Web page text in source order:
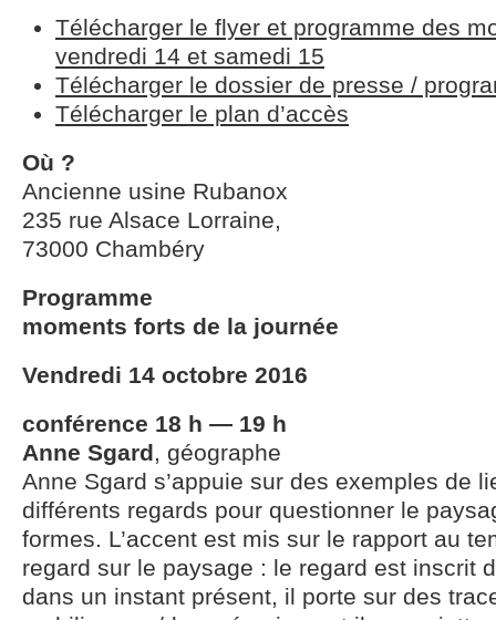
Télécharger le flyer et programme des
vendredi 14 et samedi 15
Télécharger le dossier de presse /
Télécharger le plan d’accès
Où ?
Ancienne usine Rubanox
235 rue Alsace Lorraine,
73000 Chambéry
Programme
moments forts de la journée
Vendredi 14 octobre 2016
conférence 18 h — 19 h
Anne Sgard , géographe
Anne Sgard s’appuie sur des exemples de
différents regards pour questionner le
formes. L’accent est mis sur le rapport au
regard sur le paysage : le regard est inscrit
dans un instant présent, il porte sur des